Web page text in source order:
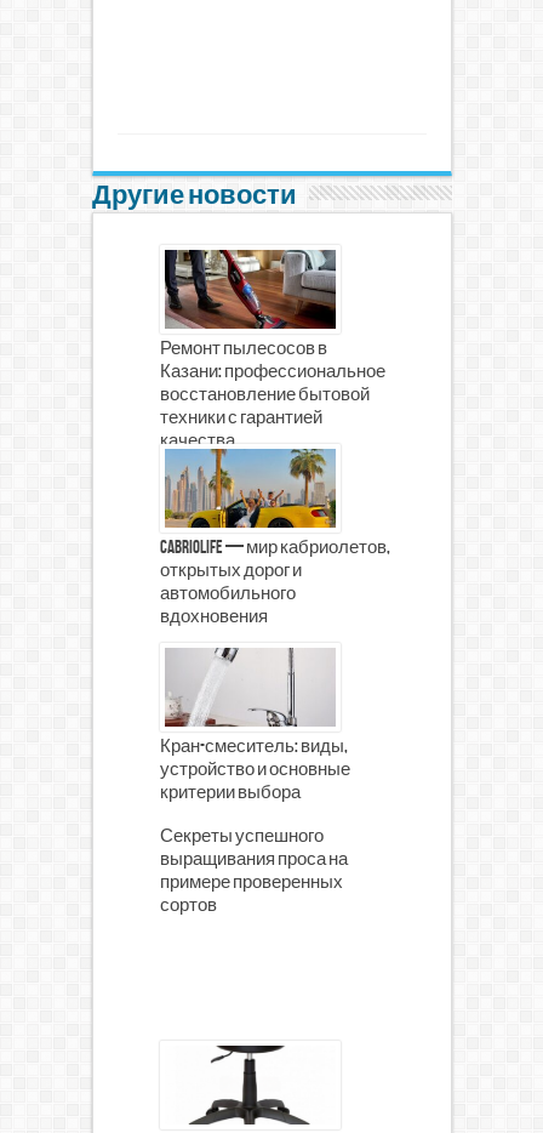
Другие новости
Ремонт пылесосов в
Казани: профессиональное
восстановление бытовой
техники с гарантией
качества
CabrioLife — мир кабриолетов,
открытых дорог и
автомобильного
вдохновения
Кран-смеситель: виды,
устройство и основные
критерии выбора
Секреты успешного
выращивания проса на
примере проверенных
сортов